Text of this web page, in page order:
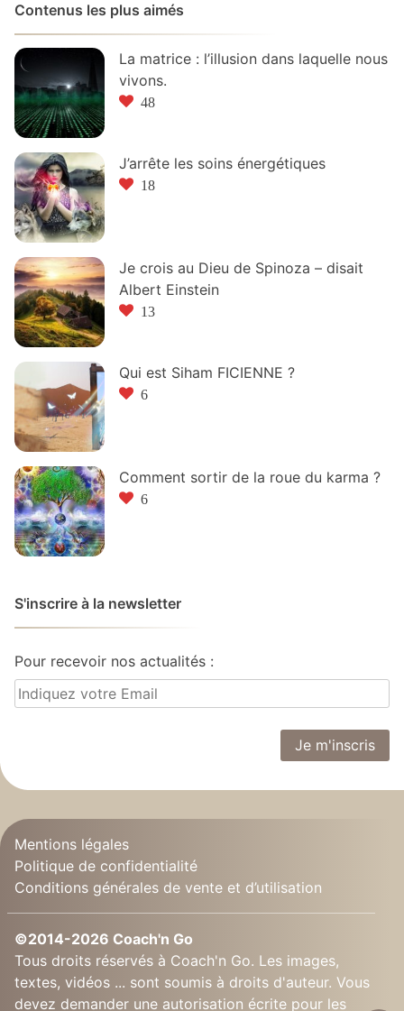
Contenus les plus aimés
La matrice : l’illusion dans laquelle nous
vivons.
48
J’arrête les soins énergétiques
18
Je crois au Dieu de Spinoza – disait
Albert Einstein
13
Qui est Siham FICIENNE ?
6
Comment sortir de la roue du karma ?
6
S'inscrire à la newsletter
Pour recevoir nos actualités :
Mentions légales
Politique de confidentialité
Conditions générales de vente et d’utilisation
©2014-2026 Coach'n Go
Tous droits réservés à Coach'n Go. Les images,
textes, vidéos ... sont soumis à droits d'auteur. Vous
devez demander une autorisation écrite pour les